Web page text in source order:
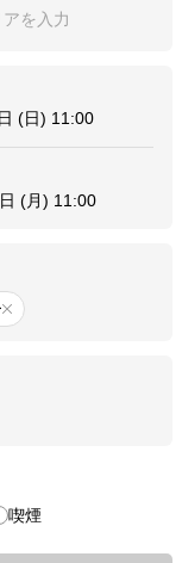
を入力
(日) 11:00
(月) 11:00
喫煙